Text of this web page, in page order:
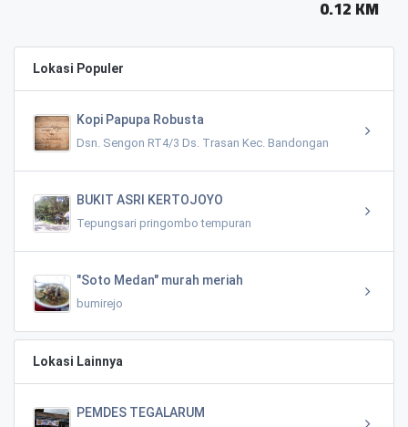
Lokasi Populer
Kopi Papupa Robusta
Dsn. Sengon RT4/3 Ds. Trasan Kec. Bandongan
BUKIT ASRI KERTOJOYO
Tepungsari pringombo tempuran
"Soto Medan" murah meriah
bumirejo
Lokasi Lainnya
PEMDES TEGALARUM